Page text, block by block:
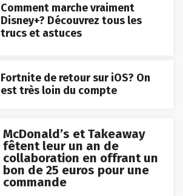
Comment marche vraiment
Disney+? Découvrez tous les
trucs et astuces
Fortnite de retour sur iOS? On
est très loin du compte
McDonald’s et Takeaway
fêtent leur un an de
collaboration en offrant un
bon de 25 euros pour une
commande